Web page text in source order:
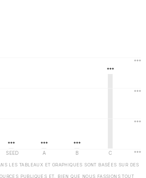
LES TABLEAUX ET GRAPHIQUES SONT BASÉES SUR DES
PUBLIQUES ET, BIEN QUE NOUS FASSIONS TOUT